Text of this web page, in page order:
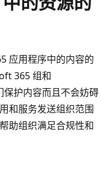
应用程序中的内容的
365 组和
护内容而且不会妨碍
和服务发送组织范围
助组织满足合规性和